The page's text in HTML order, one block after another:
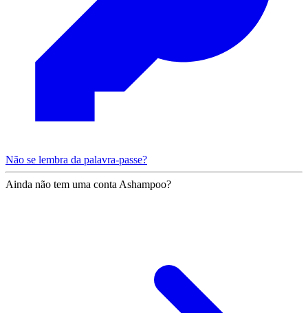
Não se lembra da palavra-passe?
Ainda não tem uma conta Ashampoo?